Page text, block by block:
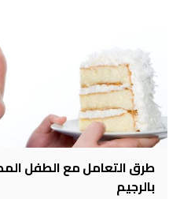
طرق التعامل مع الطفل
بالرجيم